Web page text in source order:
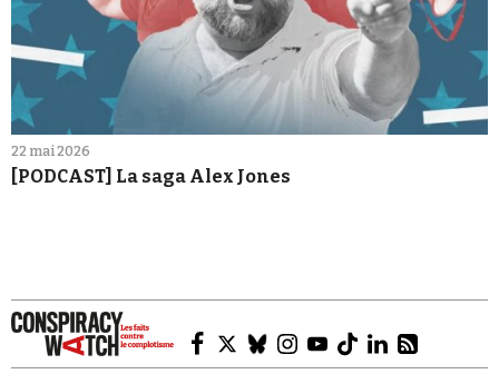
22 mai 2026
[PODCAST] La saga Alex Jones